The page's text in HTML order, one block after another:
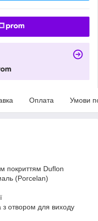
Оплата Умови
покриттям Duflon
(Porcelan)
з отвором для виходу